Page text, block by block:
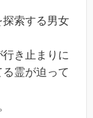
索する男女
き止まりに
霊が迫って